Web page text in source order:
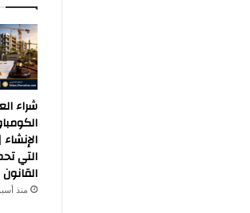
شراء
التي
منذ